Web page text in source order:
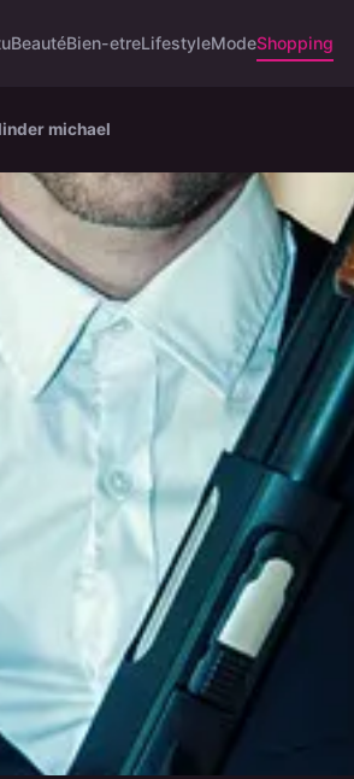
BeautéBien-etreLifestyleModeShopping
michael